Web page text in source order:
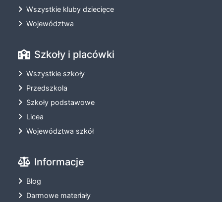
Wszystkie kluby dziecięce
Województwa
Szkoły i placówki
Wszystkie szkoły
Przedszkola
Szkoły podstawowe
Licea
Województwa szkół
Informacje
Blog
Darmowe materiały